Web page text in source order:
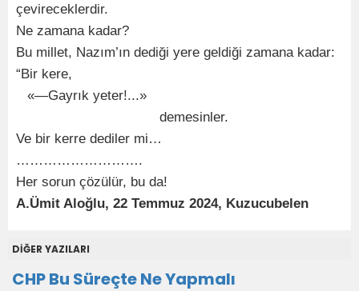
çevireceklerdir.
Ne zamana kadar?
Bu millet, Nazım’ın dediği yere geldiği zamana kadar:
“Bir kere,
«—Gayrık yeter!...»
demesinler.
Ve bir kerre dediler mi…
……………………….
Her sorun çözülür, bu da!
A.Ümit Aloğlu, 22 Temmuz 2024, Kuzucubelen
DİĞER YAZILARI
CHP Bu Süreçte Ne Yapmalı